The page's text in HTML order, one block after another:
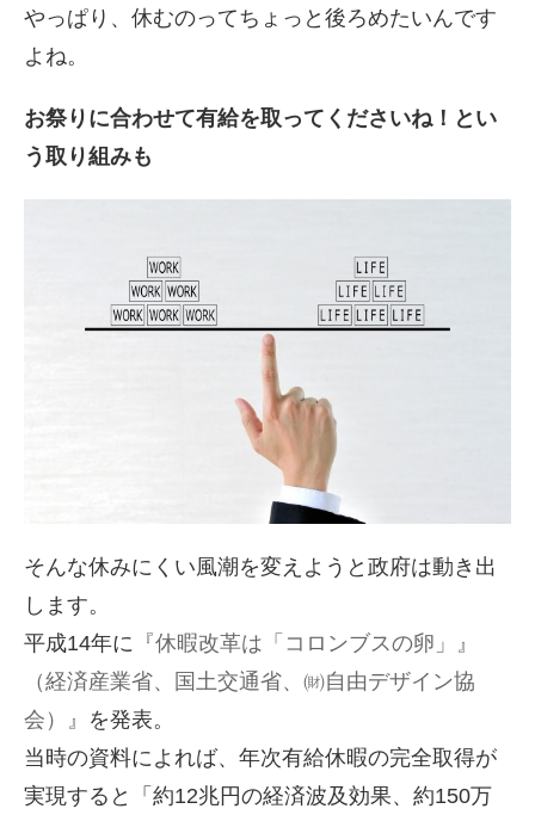
やっぱり、休むのってちょっと後ろめたいんです
よね。
お祭りに合わせて有給を取ってくださいね！とい
う取り組みも
そんな休みにくい風潮を変えようと政府は動き出
します。
平成14年に 『休暇改革は「コロンブスの卵」』
（経済産業省、国土交通省、㈶自由デザイン協
会）』 を発表。
当時の資料によれば、年次有給休暇の完全取得が
実現すると「約12兆円の経済波及効果、約150万